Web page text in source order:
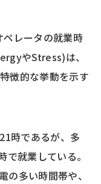
レータの就業時
やStress)は、
徴的な挙動を示す
時であるが、多
就業している。
の多い時間帯や、